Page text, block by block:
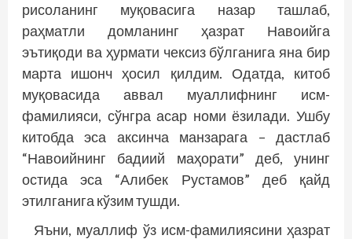
рисоланинг муқовасига назар ташлаб,
раҳматли домланинг ҳазрат Навоийга
эътиқоди ва ҳурмати чексиз бўлганига яна бир
марта ишонч ҳосил қилдим. Одатда, китоб
муқовасида аввал муаллифнинг исм-
фамилияси, сўнгра асар номи ёзилади. Ушбу
китобда эса аксинча манзарага – дастлаб
“Навоийнинг бадиий маҳорати” деб, унинг
остида эса “Алибек Рустамов” деб қайд
этилганига кўзим тушди.
Яъни, муаллиф ўз исм-фамилиясини ҳазрат